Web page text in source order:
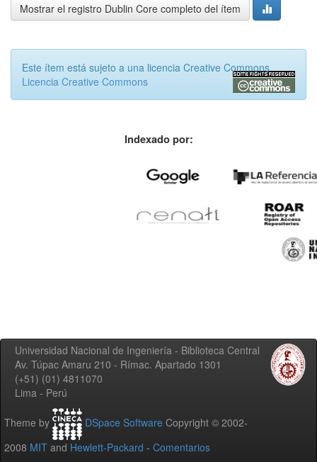
Mostrar el registro Dublin Core completo del ítem
Este ítem está sujeto a una licencia Creative Commons
Licencia Creative Commons
Indexado por:
Universidad Nacional de Ingeniería - Biblioteca Central
Av. Túpac Amaru 210 - Rímac. Apartado 1301
(+51) (01) 4811070
Lima - Perú
Theme by DSpace Software Copyright © 2002-
2008 MIT and Hewlett-Packard - Comentarios